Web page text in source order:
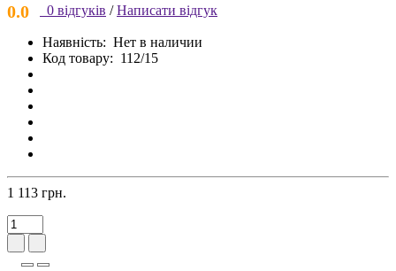
0.0 0 відгуків / Написати відгук
Наявність: Нет в наличии
Код товару: 112/15
1 113 грн.